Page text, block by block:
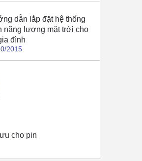
dẫn lắp đặt hệ thống
năng lượng mặt trời cho
đình
2015
cho pin